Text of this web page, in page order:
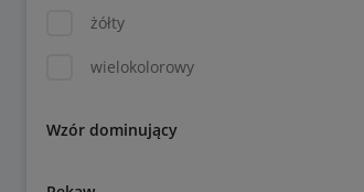
żółty
wielokolorowy
Wzór dominujący